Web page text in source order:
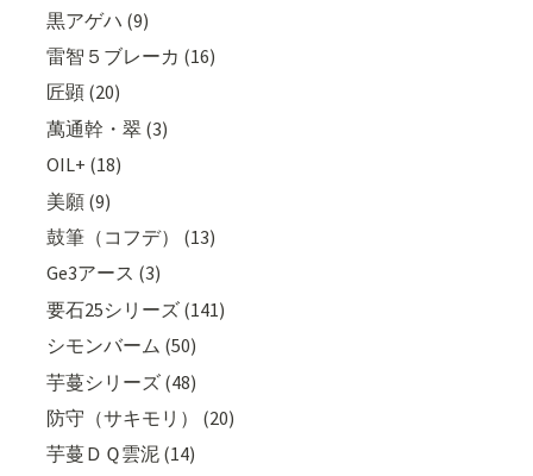
黒アゲハ (9)
雷智５ブレーカ (16)
匠顕 (20)
萬通幹・翠 (3)
OIL+ (18)
美願 (9)
鼓筆（コフデ） (13)
Ge3アース (3)
要石25シリーズ (141)
シモンバーム (50)
芋蔓シリーズ (48)
防守（サキモリ） (20)
芋蔓ＤＱ雲泥 (14)